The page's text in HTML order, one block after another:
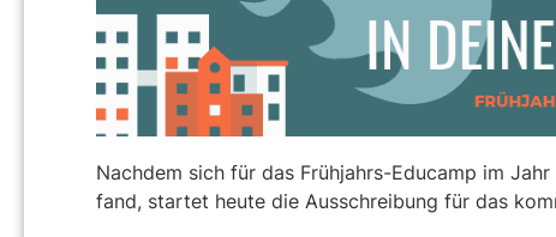
Nachdem sich für das Frühjahrs-Educamp im
fand, startet heute die Ausschreibung für das